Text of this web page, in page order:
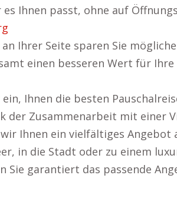
Ihnen passt, ohne auf
Ihrer Seite sparen Sie
einen besseren Wert für Ihre
Ihnen die besten
der Zusammenarbeit mit einer
Ihnen ein vielfältiges Angebot
in die Stadt oder zu einem
Sie garantiert das passende